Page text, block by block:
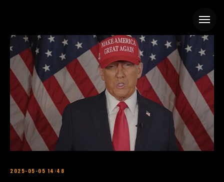
2025-05-05 14:48